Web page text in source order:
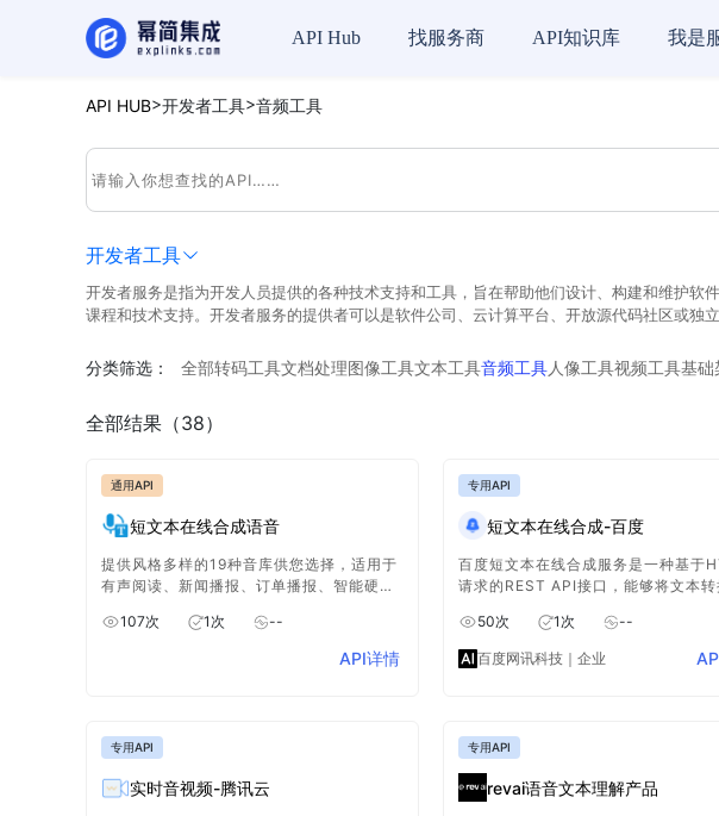
API Hub 找服务商 API知识库 我是
API HUB>开发者工具>音频工具
开发者工具
开发者服务是指为开发人员提供的各种技术支持和工具，旨在帮助他们设计、构建和维护
课程和技术支持。开发者服务的提供者可以是软件公司、云计算平台、开放源代码社区或独
分类筛选： 全部转码工具文档处理图像工具文本工具音频工具人像工具视频工具基础
全部结果（38）
通用API
短文本在线合成语音
提供风格多样的19种音库供您选择，适用于
有声阅读、新闻播报、订单播报、智能硬件
107次 1 次 --
API详情
专用API
短文本在线合成-百度
百度短文本在线合成服务是一种基于
请求的REST API接口，能够将文本转
言和音色，包括中文、英文以及中英文
合成，并提供多种音库选择，以适应
应用场景。
50次 1 次 --
百度网讯科技 ｜企业
专用API
实时音视频-腾讯云
专用API
revai语音文本理解产品